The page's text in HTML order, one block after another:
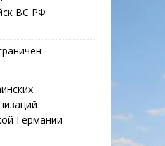
ВС РФ
Германии